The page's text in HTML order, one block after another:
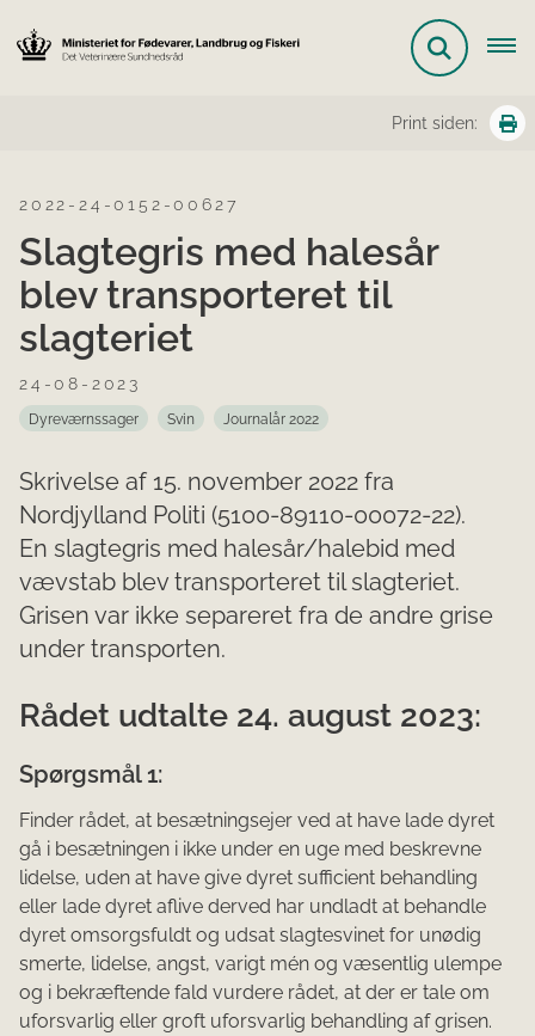
Print siden:
2022-24-0152-00627
Slagtegris med halesår
blev transporteret til
slagteriet
24-08-2023
Dyreværnssager Svin Journalår 2022
Skrivelse af 15. november 2022 fra
Nordjylland Politi (5100-89110-00072-22).
En slagtegris med halesår/halebid med
vævstab blev transporteret til slagteriet.
Grisen var ikke separeret fra de andre grise
under transporten.
Rådet udtalte 24. august 2023:
Spørgsmål 1:
Finder rådet, at besætningsejer ved at have lade dyret
gå i besætningen i ikke under en uge med be­skrevne
lidelse, uden at have give dyret sufficient behandling
eller lade dyret aflive derved har undladt at behandle
dyret omsorgsfuldt og udsat slagtesvinet for unødig
smerte, lidelse, angst, va­rigt mén og væsentlig ulempe
og i bekræftende fald vurdere rådet, at der er tale om
uforsvarlig el­ler groft uforsvarlig behandling af grisen.